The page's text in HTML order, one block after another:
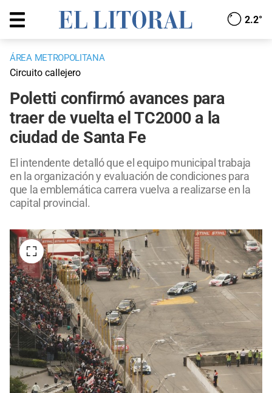
2.2°
ÁREA METROPOLITANA
Circuito callejero
Poletti confirmó avances para
traer de vuelta el TC2000 a la
ciudad de Santa Fe
El intendente detalló que el equipo municipal trabaja
en la organización y evaluación de condiciones para
que la emblemática carrera vuelva a realizarse en la
capital provincial.